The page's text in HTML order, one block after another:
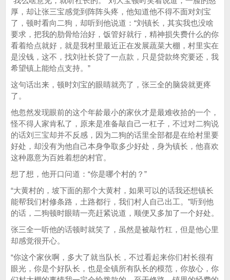
厚，却让张三宝感觉到阵阵头疼，他知道他不得不面对刘宝
了，顿时看向二狗，却听到他说道：“刘镇长，其实我也没啥
要求，把我的肋骨给治好，饭管好就行，精神损失费什么的你
看着给点就好，就是我村里最近正在发展蔬菜大棚，村里实在
是没钱，这不，找刘社长贷了一点款，只是贷款终究要还，我
希望镇上能给点支持。”
这句话出来，顿时刘宝的眼睛就亮了，张三全的脑袋就更疼
了。
他忽然发现眼前的这个年龄最小的家伙才是最难收拾的一个，
怪不得人家肯私了，原来是准备敲自己一杠子，不过对二狗说
的话刘三宝却并不反感，因为二狗的话里全部都是在给村里要
好处，却没有为他自己本身争取多少好处，身为镇长，他喜欢
这种愿意为百姓着想的村官。
想了想，他开口问道：“你是哪个村的？”
“大黄村的，坡下面的那个大黄村，如果可以的话我还想镇长
能帮我们村修条路，土路都行，我们村人自己出工。”听到他
的话，二狗顿时眼睛一亮赶紧说道，顺便又多加了一个好处。
张三全一听他的话顿时就笑了，虽然是被敲竹杠，但是他心里
却感觉很开心。
“你这个家伙啊，多大了就当队长，不过看起来你们村长很有
眼光，你是个好队长，也是全镇所有队长的模范，你放心，你